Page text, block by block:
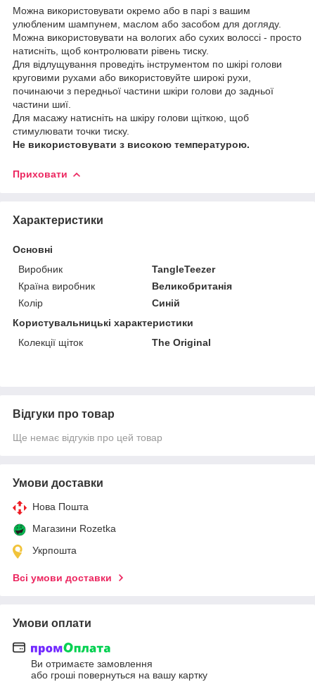
Можна використовувати окремо або в парі з вашим
улюбленим шампунем, маслом або засобом для догляду.
Можна використовувати на вологих або сухих волоссі - просто
натисніть, щоб контролювати рівень тиску.
Для відлущування проведіть інструментом по шкірі голови
круговими рухами або використовуйте широкі рухи,
починаючи з передньої частини шкіри голови до задньої
частини шиї.
Для масажу натисніть на шкіру голови щіткою, щоб
стимулювати точки тиску.
Не використовувати з високою температурою.
Приховати
Характеристики
Основні
Виробник
TangleTeezer
Країна виробник
Великобританія
Колір
Синій
Користувальницькі характеристики
Колекції щіток
The Original
Відгуки про товар
Ще немає відгуків про цей товар
Умови доставки
Нова Пошта
Магазини Rozetka
Укрпошта
Всі умови доставки
Умови оплати
Ви отримаєте замовлення
або гроші повернуться на вашу картку